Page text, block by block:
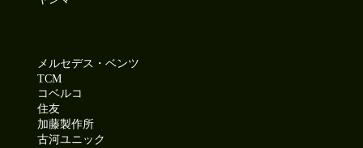
メルセデス・ベンツ
TCM
コベルコ
住友
加藤製作所
古河ユニック